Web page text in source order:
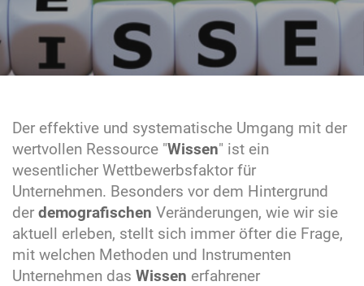
Der effektive und systematische Umgang mit der
wertvollen Ressource "Wissen" ist ein
wesentlicher Wettbewerbsfaktor für
Unternehmen. Besonders vor dem Hintergrund
der demografischen Veränderungen, wie wir sie
aktuell erleben, stellt sich immer öfter die Frage,
mit welchen Methoden und Instrumenten
Unternehmen das Wissen erfahrener